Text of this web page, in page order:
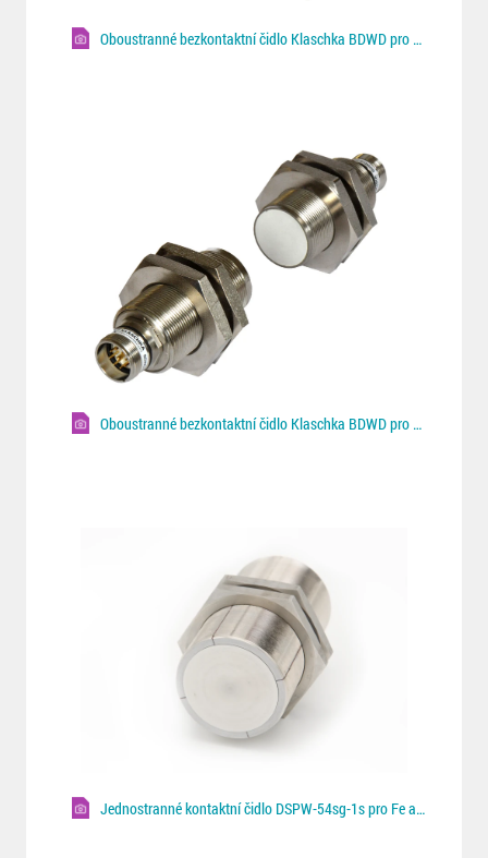
Oboustranné bezkontaktní čidlo Klaschka BDWD pro Fe/NF plechy
Oboustranné bezkontaktní čidlo Klaschka BDWD pro Fe/NF plechy
Jednostranné kontaktní čidlo DSPW-54sg-1s pro Fe a NF plechy